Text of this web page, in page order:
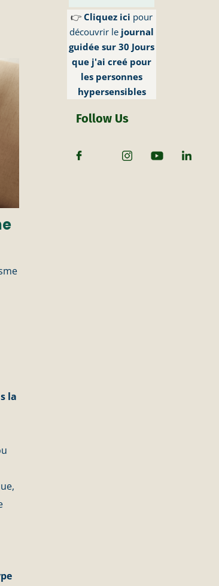
la
👉Cliquez ici pour
découvrir le journal
guidée sur 30 Jours
que j'ai creé pour
les personnes
hypersensibles
Follow Us